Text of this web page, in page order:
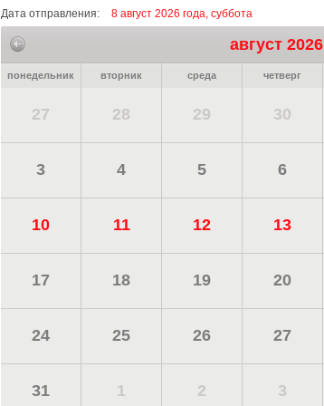
Дата отправления: 8 август 2026 года, суббота
август 2026
понедельник вторник среда четверг
27 28 29 30
3 4 5 6
10 11 12 13
17 18 19 20
24 25 26 27
31 1 2 3